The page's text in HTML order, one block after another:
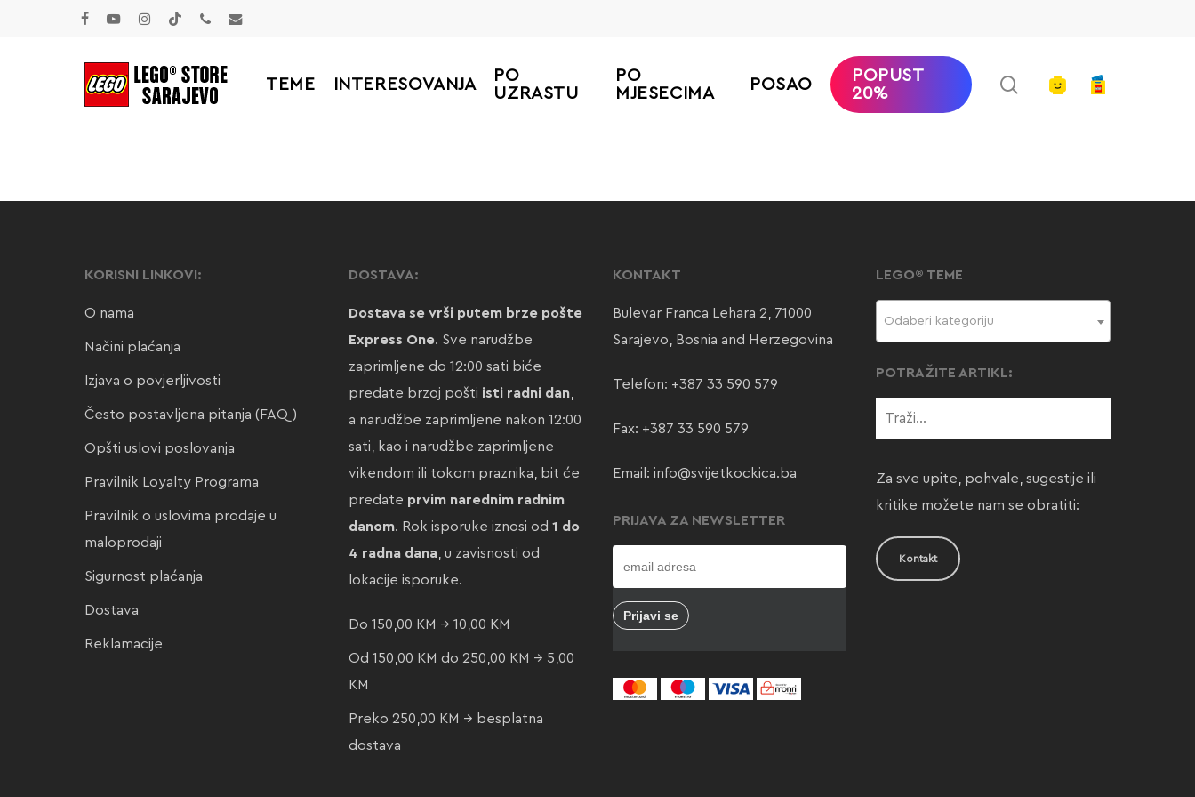
TEME INTERESOVANJA
PO
UZRASTU
PO
MJESECIMA
POSAO
POPUST
20%
searchaccount
KORISNI LINKOVI:
O nama
Načini plaćanja
Izjava o povjerljivosti
Često postavljena pitanja (FAQ)
Opšti uslovi poslovanja
Pravilnik Loyalty Programa
Pravilnik o uslovima prodaje u
maloprodaji
Sigurnost plaćanja
Dostava
Reklamacije
DOSTAVA:
Dostava se vrši putem brze pošte
Express One. Sve narudžbe
zaprimljene do 12:00 sati biće
predate brzoj pošti isti radni dan,
a narudžbe zaprimljene nakon 12:00
sati, kao i narudžbe zaprimljene
vikendom ili tokom praznika, bit će
predate prvim narednim radnim
danom. Rok isporuke iznosi od 1 do
4 radna dana, u zavisnosti od
lokacije isporuke.
Do 150,00 KM → 10,00 KM
Od 150,00 KM do 250,00 KM → 5,00
KM
Preko 250,00 KM → besplatna
dostava
KONTAKT
Bulevar Franca Lehara 2, 71000
Sarajevo, Bosnia and Herzegovina
Telefon: +387 33 590 579
Fax: +387 33 590 579
Email: info@svijetkockica.ba
PRIJAVA ZA NEWSLETTER
LEGO® TEME
Odaberi kategoriju
POTRAŽITE ARTIKL:
Za sve upite, pohvale, sugestije ili
kritike možete nam se obratiti:
Kontakt